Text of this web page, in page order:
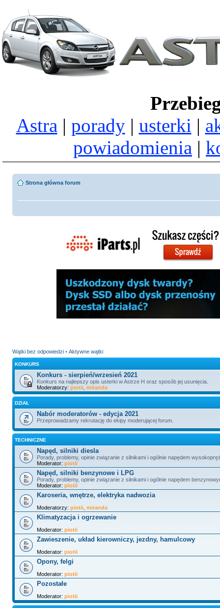
Astra | porady| usterki |
powiadomienia |
Strona główna forum
Wątki bez odpowiedzi• Aktywne wątki
KONKURS
Konkurs - sierpień/wrzesień 2021
Konkurs na najlepszy opis usterki w Astrze H oraz sposób jej usunięcia.
Moderatorzy: piotii, miranda
DZIAŁ
Nabór moderatorów - edycja 2021
Przeprowadzamy rekrutację do ekipy moderującej forum.
TECHNICZNE
Napęd, silniki diesla
Porady, problemy, opinie związanie z silnikami i ogólnie napędem
Moderator: piotii
Napęd, silniki benzynowe i LPG
Porady, problemy, opinie związanie z silnikami i ogólnie napędem
Moderator: piotii
Karoseria, wnętrze, elektryka nadwozia
Moderatorzy: piotii, miranda
Klimatyzacja i ogrzewanie
Moderator: piotii
Zawieszenie, układ kierowniczy, jezdny, hamulcowy
Moderator: piotii
Opony, felgi
Moderator: piotii
Pozostałe
Moderator: piotii